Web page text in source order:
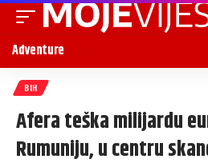
Adventure
BIH
Afera teška milijardu
Rumuniju, u centru